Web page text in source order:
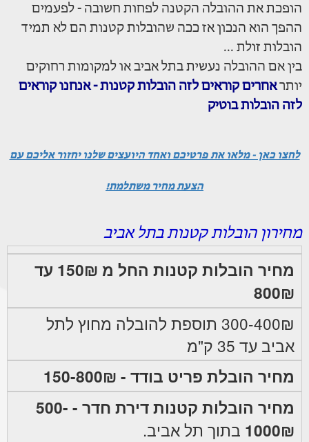
הופכת את ההובלה הקטנה לפחות חשובה - לפעמים
ההפך הוא הנכון אז ככה שהובלות קטנות הם לא תמיד
הובלות זולת ...
בין אם ההובלה נעשית בתל אביב או למקומות רחוקים
יותראחרים קוראים לזה הובלות קטנות - אנחנו קוראים
לזה הובלות בוטיק
לחצו כאן - מלאו את פרטיכם ואחד היועצים שלנו יחזור אליכם עם
הצעת מחיר משתלמת!
מחירון הובלות קטנות בתל אביב
מחיר הובלות קטנות החל מ 150₪ עד
800₪
300-400₪ תוספת להובלה מחוץ לתל
אביב עד 35 ק"מ
מחיר הובלת פריט בודד - 150-800₪
מחיר הובלות קטנות דירת חדר - 500-
1000₪ בתוך תל אביב.